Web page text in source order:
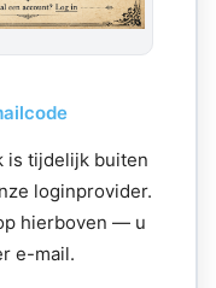
is tijdelijk buiten
loginprovider.
hierboven — u
e-mail.